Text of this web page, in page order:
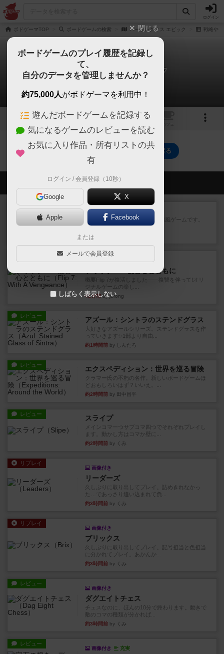
ログイン
ボドゲーマTOP ボードゲームの検索 パープレクサス エピック 戦略や
パープレクサス エピック
0件の戦略やコツ
2 1
パープレクサス エピックのトップに戻る
会員の新しい投稿
レビュー ジンラミー
トランプで遊べる2人対戦の麻雀風ゲームです。
10枚の手札で、同じスーツ...
31分前
ルール/インスト
フリップ７：復讐心とともに
概要Flip 7が復活しました――復讐を伴って!オリ
ジナルゲームの楽し...
41分前by jurong
レビュー アズール：シントラのステンドグラス
大好きなアズールシリーズ。ステンドグラスを作
っていきます✨1部より自由...
約1時間前 by しんたろ
レビュー エクスペディション：世界を巡る冒険
クラマー氏の不朽の名作。新しいボードゲームほ
どおもしろいはず？いいえ。...
約2時間前 by 田中昌平
レビュー スライプ
メインコマ一つサブコマ四つでそれぞれプレイし
ます。動かし方はコマか壁に...
約2時間前 by くみ
リプレイ
画像付き
リーダーズ
久しぶりに取り出してプレイ。詰めきれなかっ
た…であっさり追い込まれて負...
約3時間前 by くみ
リプレイ
画像付き
ブリックス
久しぶりに取り出してプレイ。記号担当と色担当
に分かれてプレイ。あかんか...
約3時間前 by くみ
レビュー
画像付き
ダグエイトチェス
チェスなのに、ほんの10分で終わります。動きで
敵のコマの種類が分かれば...
約3時間前 by くみ
レビュー
画像付き 充実
閉じる
ボードゲームのプレイ履歴を記録し
て、
自分のデータを管理しませんか？
約75,000人がボドゲーマを利用中！
遊んだボードゲームを記録する
気になるゲームのレビューを読む
お気に入り作品・所有リストの共
有
ログイン / 会員登録（10秒）
Google X
Apple Facebook
または
メールで会員登録
しばらく表示しない